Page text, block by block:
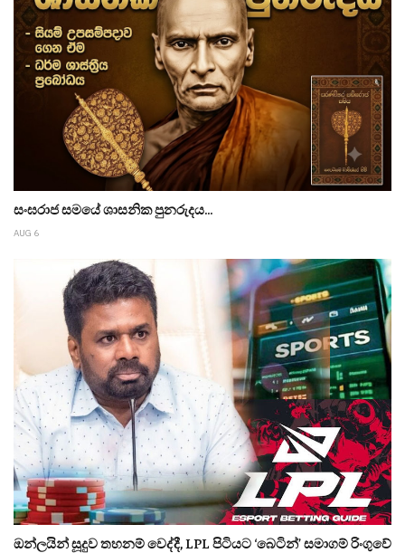
සංඝරාජ සමයේ ශාසනික පුනරුදය...
AUG 6
ඔන්ලයින් සූදුව තහනම් වෙද්දී, LPL පිටියට ‘බෙටින්’ සමාගම් රිංගුවේ